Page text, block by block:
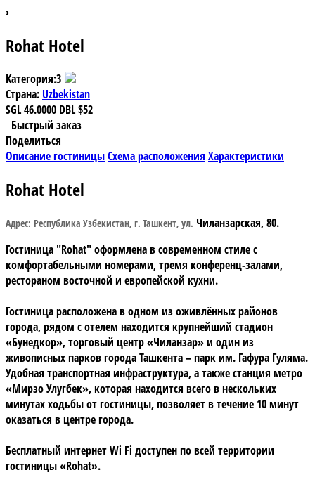
›
Rohat Hotel
Категория:3
Страна: Uzbekistan
SGL46.0000 DBL$52
Быстрый заказ
Поделиться
Описание гостиницыСхема расположения Характеристики
Rohat Hotel
Адрес: Республика Узбекистан, г. Ташкент, ул. Чиланзарская, 80.
Гостиница "Rohat"оформлена в современном стиле с
комфортабельными номерами, тремя конференц-залами,
рестораном восточной и европейской кухни.
Гостиница расположена в одном из оживлённых районов
города, рядом с отелем находится крупнейший стадион
«Бунедкор», торговый центр «Чиланзар» и один из
живописных парков города Ташкента – парк им. Гафура Гуляма.
Удобная транспортная инфраструктура, а также станция метро
«Мирзо Улугбек», которая находится всего в нескольких
минутах ходьбы от гостиницы, позволяет в течение 10 минут
оказаться в центре города.
Бесплатный интернет Wi Fi доступен по всей территории
гостиницы «Rohat».